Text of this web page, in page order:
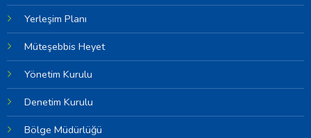
Yerleşim Planı
Müteşebbis Heyet
Yönetim Kurulu
Denetim Kurulu
Bölge Müdürlüğü